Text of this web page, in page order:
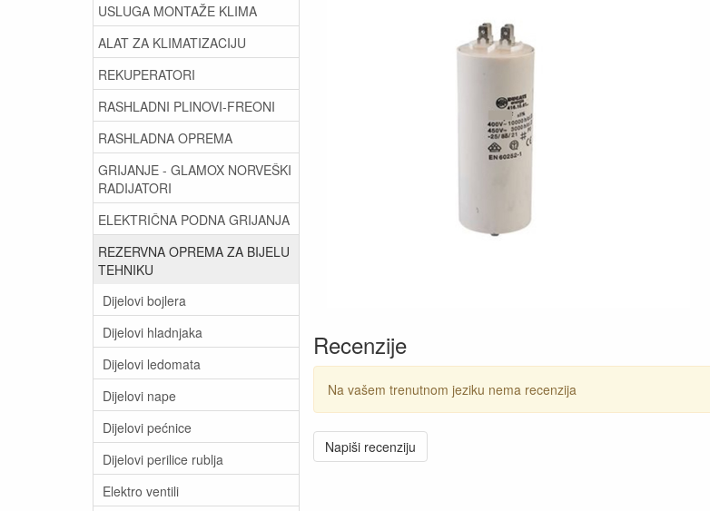
Recenzije
Na vašem trenutnom jeziku nema recenzija
Napiši recenziju
USLUGA MONTAŽE KLIMA
ALAT ZA KLIMATIZACIJU
REKUPERATORI
RASHLADNI PLINOVI-FREONI
RASHLADNA OPREMA
GRIJANJE - GLAMOX NORVEŠKI
RADIJATORI
ELEKTRIČNA PODNA GRIJANJA
REZERVNA OPREMA ZA BIJELU
TEHNIKU
Dijelovi bojlera
Dijelovi hladnjaka
Dijelovi ledomata
Dijelovi nape
Dijelovi pećnice
Dijelovi perilice rublja
Elektro ventili